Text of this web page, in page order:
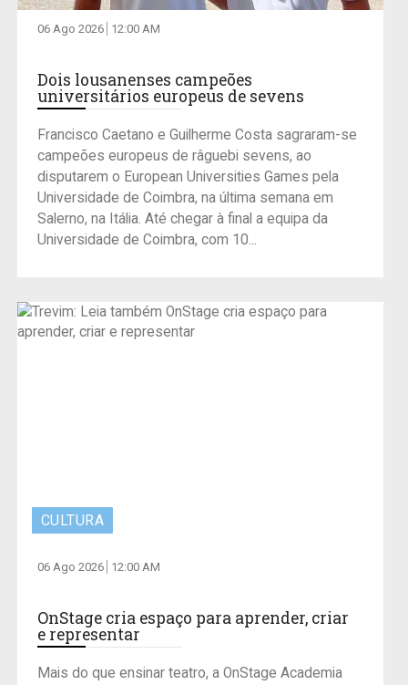
06 Ago 2026 12:00 AM
Dois lousanenses campeões
universitários europeus de sevens
Francisco Caetano e Guilherme Costa sagraram-se
campeões europeus de râguebi sevens, ao
disputarem o European Universities Games pela
Universidade de Coimbra, na última semana em
Salerno, na Itália. Até chegar à final a equipa da
Universidade de Coimbra, com 10...
CULTURA
06 Ago 2026 12:00 AM
OnStage cria espaço para aprender, criar
e representar
Mais do que ensinar teatro, a OnStage Academia